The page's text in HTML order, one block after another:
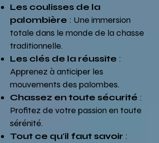
Les coulisses de la
palombière : Une immersion
totale dans le monde de la chasse
traditionnelle.
Les clés de la réussite :
Apprenez à anticiper les
mouvements des palombes.
Chassez en toute sécurité :
Profitez de votre passion en toute
sérénité.
Tout ce qu'il faut savoir :